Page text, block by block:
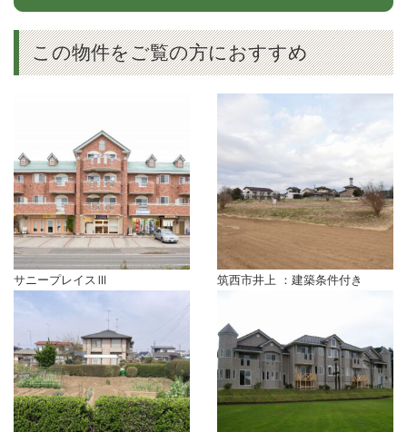
この物件をご覧の方におすすめ
サニープレイスⅢ 筑西市井上 ：建築条件付き